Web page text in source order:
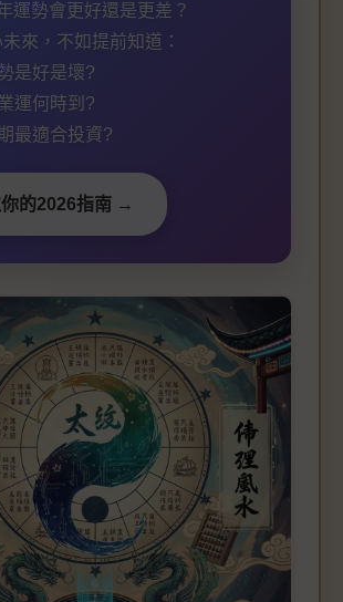
運勢會更好還是更差？
來，不如提前知道：
是好是壞?
運何時到?
最適合投資?
的2026指南 →